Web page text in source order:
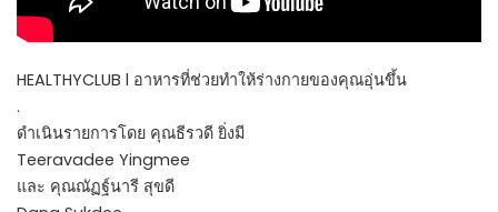
HEALTHYCLUB l อาหารที่ช่วยทำให้ร่างกายของคุณอุ่นขึ้น
.
ดำเนินรายการโดย คุณธีรวดี ยิ่งมี
Teeravadee Yingmee
และ คุณณัฏฐ์นารี สุขดี